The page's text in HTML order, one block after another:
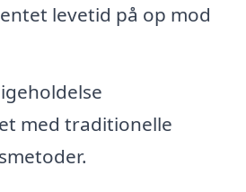
levetid på op mod
med traditionelle